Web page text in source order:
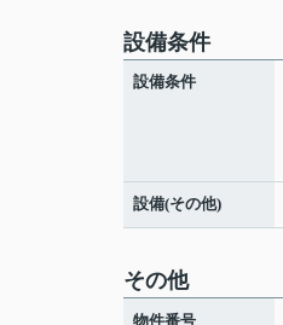
設備条件
設備条件
設備(その他)
その他
物件番号